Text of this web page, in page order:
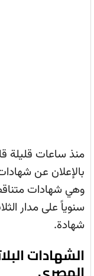
منذ ساعات قليلة
بالإعلان عن
وهي شهادات
سنوياً على مدار
شهادة.
الشهادات